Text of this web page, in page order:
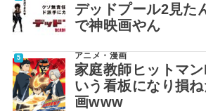
デッドプール2見た
で神映画やん
アニメ・漫画
家庭教師ヒットマ
いう看板になり損
画www